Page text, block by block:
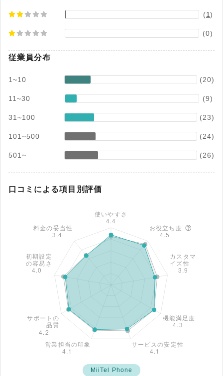
(1)
(0)
従業員分布
1~10 (20)
11~30 (9)
31~100 (23)
101~500 (24)
501~ (26)
口コミによる項目別評価
MiiTel Phone